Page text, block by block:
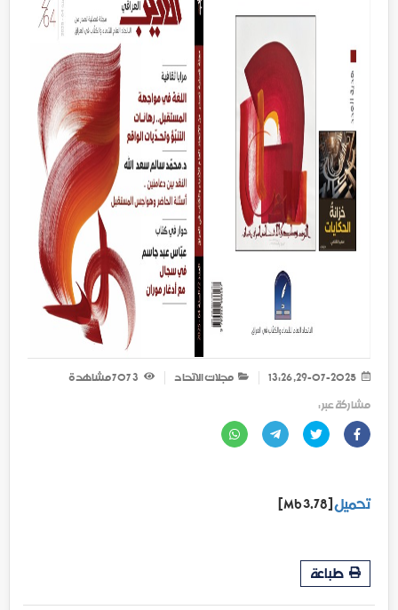
مجلات الاتحاد
مشاهدة
مشاركة عبر :
تحميل[3.78 Mb]
طباعة